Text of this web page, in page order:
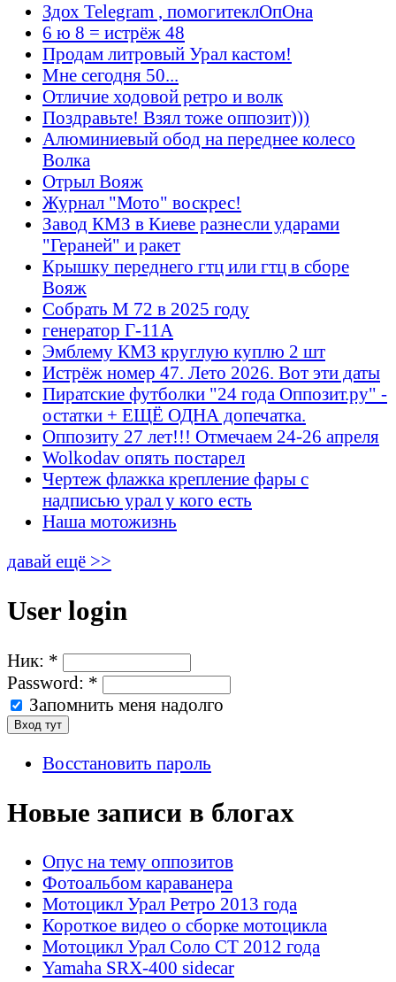
Здох Telegram , помогитеклОпОна
6 ю 8 = истрёж 48
Продам литровый Урал кастом!
Мне сегодня 50...
Отличие ходовой ретро и волк
Поздравьте! Взял тоже оппозит)))
Алюминиевый обод на переднее колесо
Волка
Отрыл Вояж
Журнал "Мото" воскрес!
Завод КМЗ в Киеве разнесли ударами
"Гераней" и ракет
Крышку переднего гтц или гтц в сборе
Вояж
Собрать М 72 в 2025 году
генератор Г-11А
Эмблему КМЗ круглую куплю 2 шт
Истрёж номер 47. Лето 2026. Вот эти даты
Пиратские футболки "24 года Оппозит.ру" -
остатки + ЕЩЁ ОДНА допечатка.
Оппозиту 27 лет!!! Отмечаем 24-26 апреля
Wolkodav опять постарел
Чертеж флажка крепление фары с
надписью урал у кого есть
Наша мотожизнь
давай ещё >>
User login
Ник: *
Password: *
Запомнить меня надолго
Восстановить пароль
Новые записи в блогах
Опус на тему оппозитов
Фотоальбом караванера
Мотоцикл Урал Ретро 2013 года
Короткое видео о сборке мотоцикла
Мотоцикл Урал Соло СТ 2012 года
Yamaha SRX-400 sidecar